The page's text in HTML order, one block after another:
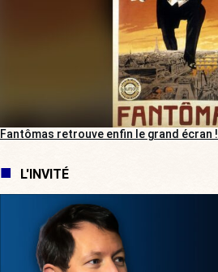
Fantômas retrouve enfin le grand écran !
L'INVITÉ